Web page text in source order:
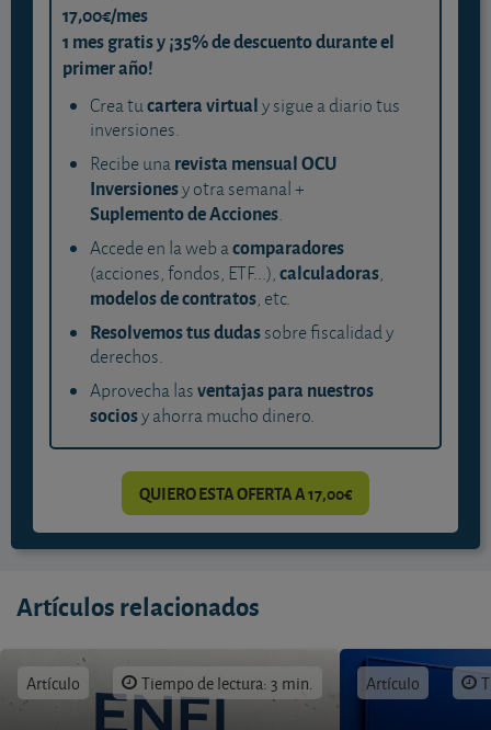
17,00€/mes
1 mes gratis y ¡35% de descuento durante el
primer año!
Crea tucartera virtualy sigue a diario tus
inversiones.
Recibe unarevista mensual OCU
Inversionesy otra semanal +
Suplemento de Acciones.
Accede en la web acomparadores
(acciones, fondos, ETF...),calculadoras,
modelos de contratos, etc.
Resolvemos tus dudassobre fiscalidad y
derechos.
Aprovecha lasventajas para nuestros
sociosy ahorra mucho dinero.
QUIERO ESTA OFERTA A 17,00€
Artículos relacionados
Artículo Tiempo de lectura: 3 min. Artículo